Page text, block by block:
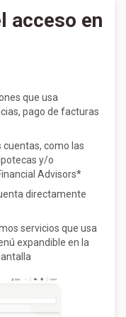
acceso en
que usa
pago de facturas
como las
y/o
Advisors*
directamente
servicios que usa
expandible en la